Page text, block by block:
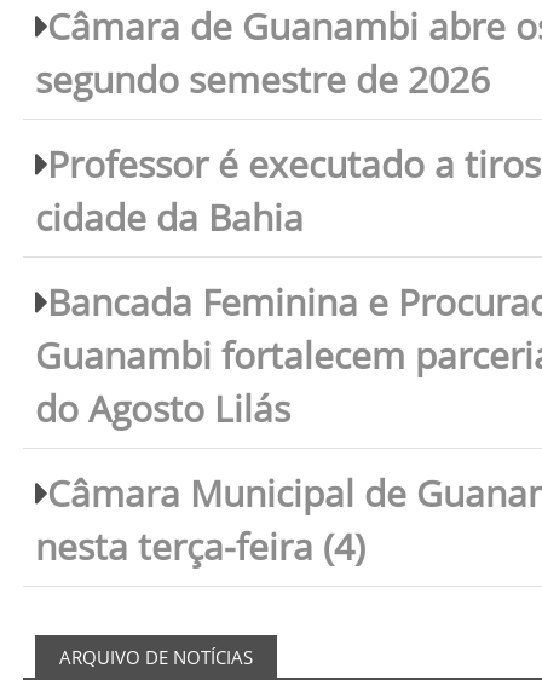
Câmara de Guanambi abre
segundo semestre de 2026
Professor é executado a
cidade da Bahia
Bancada Feminina e
Guanambi fortalecem
do Agosto Lilás
Câmara Municipal de
nesta terça-feira (4)
ARQUIVO DE NOTÍCIAS